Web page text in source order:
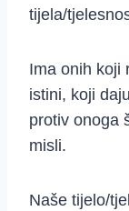
tijela/
Ima onih koji
istini, koji
protiv onoga
misli.
Naše tijelo/